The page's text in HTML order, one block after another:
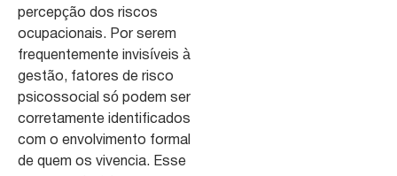
percepção dos riscos
ocupacionais. Por serem
frequentemente invisíveis à
gestão, fatores de risco
psicossocial só podem ser
corretamente identificados
com o envolvimento formal
de quem os vivencia. Esse